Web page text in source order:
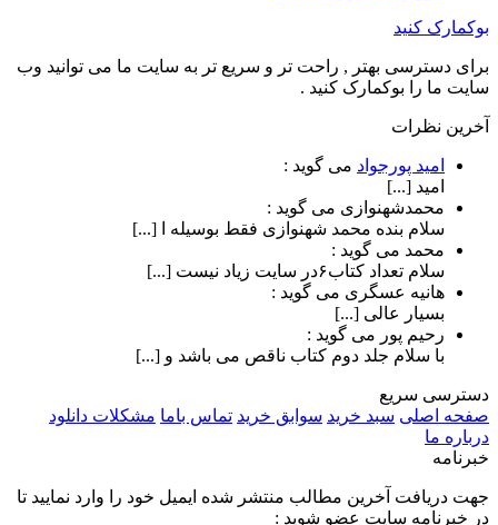
بوکمارک کنید
برای دسترسی بهتر , راحت تر و سریع تر به سایت ما می توانید وب
سایت ما را بوکمارک کنید .
آخرین نظرات
امید پورجواد می گوید :
امید [...]
محمدشهنوازی می گوید :
سلام بنده محمد شهنوازی فقط بوسیله ا [...]
محمد می گوید :
سلام تعداد کتاب۶در سایت زیاد نیست [...]
هانیه عسگری می گوید :
بسیار عالی [...]
رحیم پور می گوید :
با سلام جلد دوم کتاب ناقص می باشد و [...]
دسترسی سریع
صفحه اصلی سبد خرید سوابق خرید تماس باما مشکلات دانلود
درباره ما
خبرنامه
جهت دریافت آخرین مطالب منتشر شده ایمیل خود را وارد نمایید تا
در خبرنامه سایت عضو شوید :